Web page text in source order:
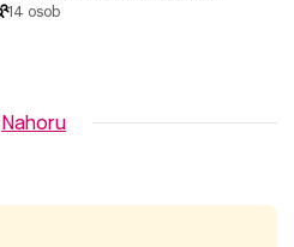
14 osob
Nahoru